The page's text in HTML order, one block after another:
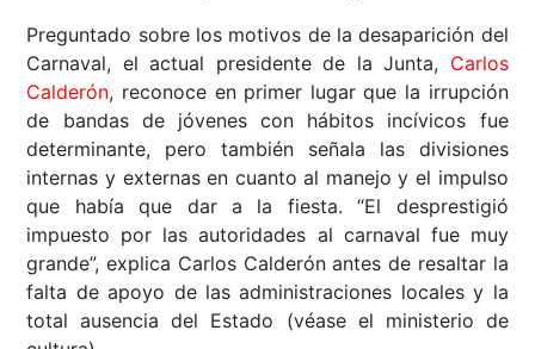
Preguntado sobre los motivos de la desaparición del
Carnaval, el actual presidente de la Junta, Carlos
Calderón, reconoce en primer lugar que la irrupción
de bandas de jóvenes con hábitos incívicos fue
determinante, pero también señala las divisiones
internas y externas en cuanto al manejo y el impulso
que había que dar a la fiesta. “El desprestigió
impuesto por las autoridades al carnaval fue muy
grande”, explica Carlos Calderón antes de resaltar la
falta de apoyo de las administraciones locales y la
total ausencia del Estado (véase el ministerio de